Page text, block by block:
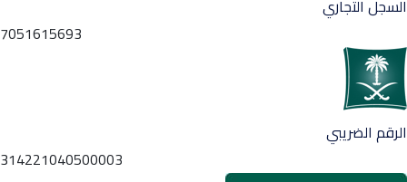
السجل التجاري
7051615693
الرقم الضريبي
314221040500003